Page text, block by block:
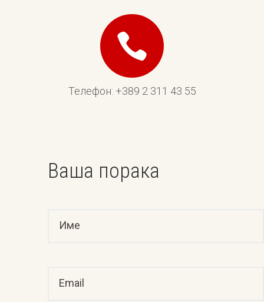
Телефон: +389 2 311 43 55
Ваша порака